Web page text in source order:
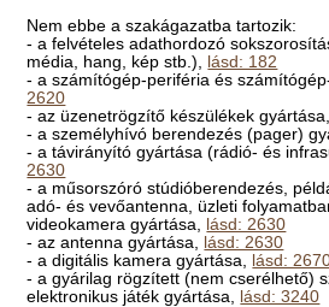
Nem ebbe a szakágazatba tartozik:
- a felvételes adathordozó
média, hang, kép stb.), lásd: 182
- a számítógép-periféria és
2620
- az üzenetrögzítő készülékek gyártása,
- a személyhívó berendezés (pager)
- a távirányító gyártása (rádió- és
2630
- a műsorszóró stúdióberendezés,
adó- és vevőantenna, üzleti
videokamera gyártása, lásd: 2630
- az antenna gyártása, lásd: 2630
- a digitális kamera gyártása, lásd:
- a gyárilag rögzített (nem cserélhető)
elektronikus játék gyártása, lásd: 3240